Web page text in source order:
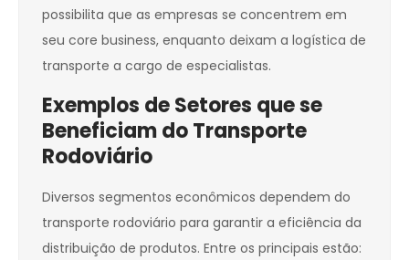
possibilita que as empresas se concentrem em
seu core business, enquanto deixam a logística de
transporte a cargo de especialistas.
Exemplos de Setores que se
Beneficiam do Transporte
Rodoviário
Diversos segmentos econômicos dependem do
transporte rodoviário para garantir a eficiência da
distribuição de produtos. Entre os principais estão: